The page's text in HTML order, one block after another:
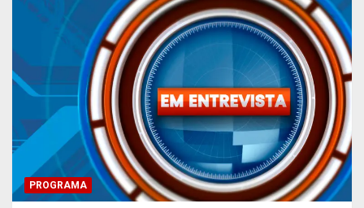
PROGRAMA